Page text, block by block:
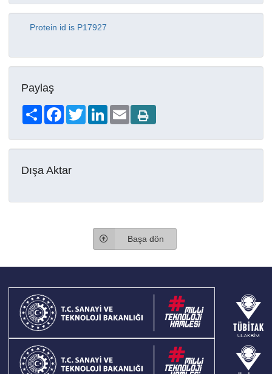
Protein id is P17927
Paylaş
Share FacebookTwitterLinkedIn
Email
Dışa Aktar
Başa dön